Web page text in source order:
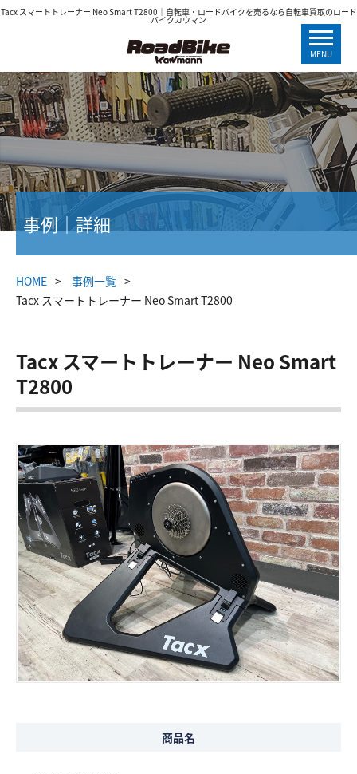
Tacx スマートトレーナー Neo Smart T2800｜自転車・ロードバイクを売るなら自転車買取のロード
バイクカウマン
MENU
事例｜詳細
HOME
事例一覧
Tacx スマートトレーナー Neo Smart T2800
Tacx スマートトレーナー Neo Smart
T2800
商品名